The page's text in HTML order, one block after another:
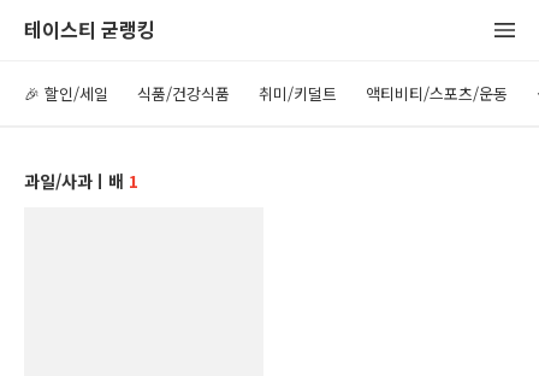
테이스티 굳랭킹
🎉 할인/세일 식품/건강식품 취미/키덜트 액티비티/스포츠/운동
과일/사과ㅣ배 1